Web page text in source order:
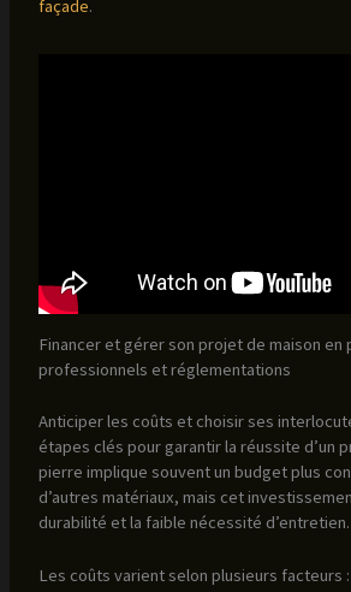
façade.
Financer et gérer son projet de maison en
professionnels et réglementations
Anticiper les coûts et choisir ses
étapes clés pour garantir la réussite d’un
pierre implique souvent un budget plus
d’autres matériaux, mais cet
durabilité et la faible nécessité d’entretien.
Les coûts varient selon plusieurs facteurs :